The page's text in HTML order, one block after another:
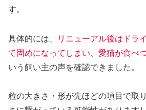
す。
具体的には、
リニューアル後はドラ
て固めになってしまい、愛猫が食べ
いう飼い主の声を確認できました。
粒の大きさ・形が先ほどの項目で取